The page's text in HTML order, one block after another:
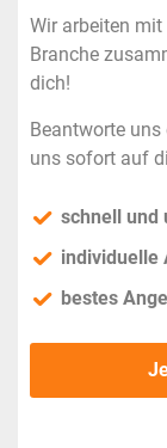
Wir arbeiten
Branche
dich!
Beantworte
uns sofort auf
schnell und
individuelle
bestes